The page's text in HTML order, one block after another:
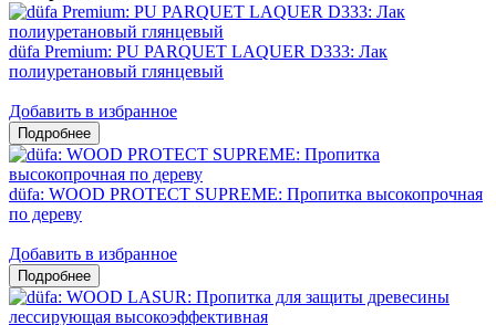
düfa Premium: PU PARQUET LAQUER D333: Лак
полиуретановый глянцевый
Добавить в избранное
düfa: WOOD PROTECT SUPREME: Пропитка высокопрочная
по дереву
Добавить в избранное